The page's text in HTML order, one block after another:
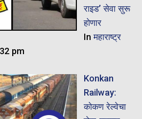
राइड’ सेवा सुरू
होणार
Inमहाराष्ट्र
pm
Konkan
Railway:
कोकण रेल्वेचा